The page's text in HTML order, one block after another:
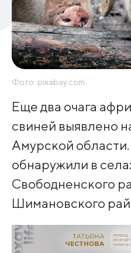
Фото: pixabay.com
Еще два очага
свиней выявлено
Амурской
обнаружили в
Свободненского
Шимановского